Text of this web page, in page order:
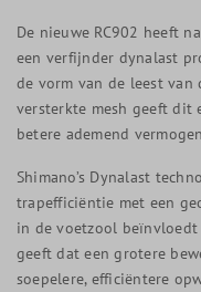
De nieuwe RC902 heeft
een verfijnder dynalast
de vorm van de leest van
versterkte mesh geeft dit
betere ademend
Shimano’s Dynalast
trapefficiëntie met een
in de voetzool
geeft dat een grotere
soepelere, efficiëntere